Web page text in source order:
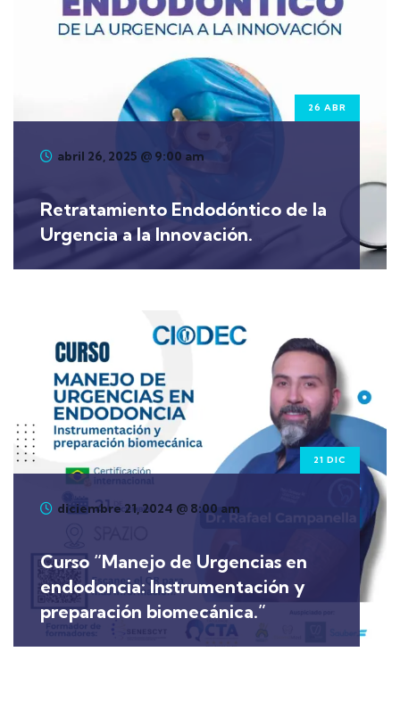
26 ABR
abril 26, 2025 @ 9:00 am
Retratamiento Endodóntico de la
Urgencia a la Innovación.
21 DIC
diciembre 21, 2024 @ 8:00 am
Curso “Manejo de Urgencias en
endodoncia: Instrumentación y
preparación biomecánica.”